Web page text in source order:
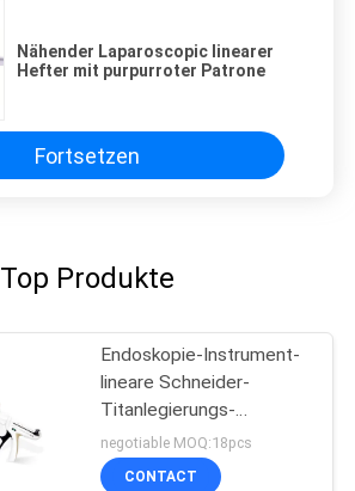
Nähender Laparoscopic linearer
Hefter mit purpurroter Patrone
Fortsetzen
Top Produkte
Endoskopie-Instrument-
lineare Schneider-
Titanlegierungs-
Heftklammer-purpurrote
Patrone
negotiable MOQ:18pcs
CONTACT